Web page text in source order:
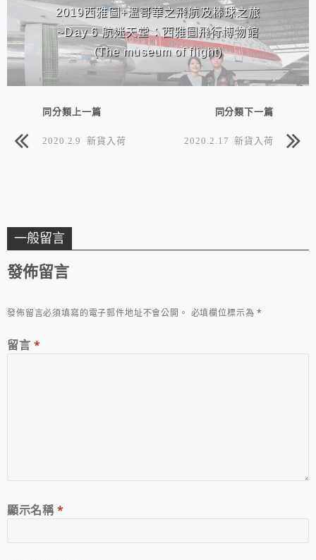
2019西雅圖+溫哥華之飛航及棒球之旅
~Day 6 航迷天堂：西雅圖飛行博物館
(The museum of flight)
同分類上一篇
2020.2.9 新貨入荷
同分類下一篇
2020.2.17 新貨入荷
一般留言
發佈留言
發佈留言必須填寫的電子郵件地址不會公開。 必填欄位標示為*
留言 *
顯示名稱*